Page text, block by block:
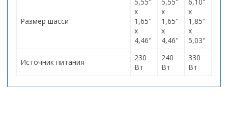
Размер шасси
x
1,65"
x
4,46"
x
1,65"
x
4,46"
x
1,85"
x
5,03"
Источник питания
230
Вт
240
Вт
330
Вт